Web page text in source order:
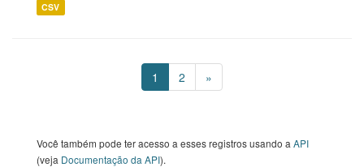
CSV
1 2 »
Você também pode ter acesso a esses registros usando a API
(veja Documentação da API).